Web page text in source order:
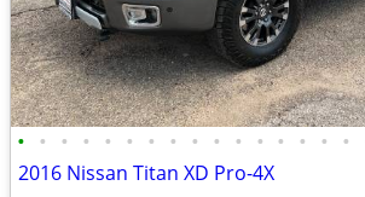
• • • • • • • • • • • • • • • •
2016 Nissan Titan XD Pro-4X